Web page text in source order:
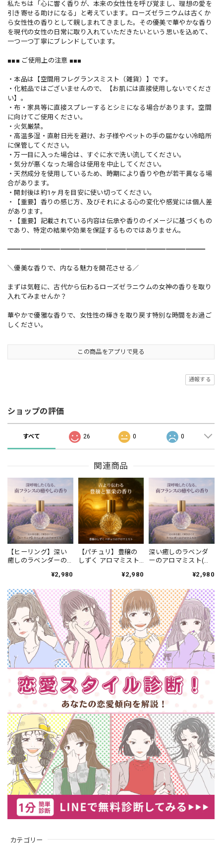
カテゴリー
私たちは「心に響く香りが、本来の女性性を呼び覚まし、理想の愛を
引き寄せる助けになる」と考えています。ローズゼラニウムは古くか
ら女性性の香りとして親しまれてきました。その優美で華やかな香り
を現代の女性の日常に取り入れていただきたいという思いを込めて、
一つ一つ丁寧にブレンドしています。
■■■ ご使用上の注意 ■■■
・本品は【空間用フレグランスミスト（雑貨）】です。
・化粧品ではございませんので、【お肌には直接使用しないでくださ
い】。
・布・家具等に直接スプレーするとシミになる場合があります。空間
に向けてご使用ください。
・火気厳禁。
・高温多湿・直射日光を避け、お子様やペットの手の届かない冷暗所
に保管してください。
・万一目に入った場合は、すぐに水で洗い流してください。
・気分が悪くなった場合は使用を中止してください。
・天然成分を使用しているため、時期により香りや色が若干異なる場
合があります。
・開封後は約1ヶ月を目安に使い切ってください。
・【重要】香りの感じ方、及びそれによる心の変化や感覚には個人差
があります。
・【重要】記載されている内容は伝承や香りのイメージに基づくもの
であり、特定の結果や効果を保証するものではありません。
━━━━━━━━━━━━━━━━━━━━━━━━━━━━━━
＼優美な香りで、内なる魅力を開花させる／
まずは気軽に、古代から伝わるローズゼラニウムの女神の香りを取り
入れてみませんか？
華やかで優雅な香りで、女性性の輝きを取り戻す特別な時間をお過ご
しください。
この商品をアプリで見る
通報する
ショップの評価
すべて 26 0 0
関連商品
【ヒーリング】深い
癒しのラベンダーの
¥2,980
【パチュリ】豊穣の
しずく アロマミスト
¥2,980
深い癒しのラベンダ
ーのアロマミスト(定
¥2,980